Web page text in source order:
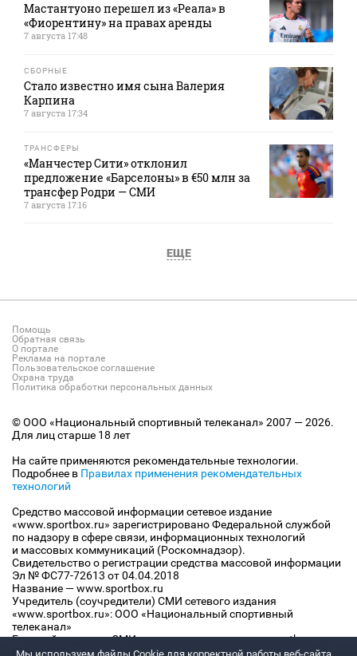
Мастантуоно перешел из «Реала» в
«Фиорентину» на правах аренды
7 августа 17:48
СБОРНЫЕ
Стало известно имя сына Валерия
Карпина
7 августа 17:34
ТРАНСФЕРЫ
«Манчестер Сити» отклонил
предложение «Барселоны» в €50 млн за
трансфер Родри — СМИ
7 августа 17:16
ЕЩЕ
Помощь
Обратная связь
О портале
Реклама на портале
Пользовательское соглашение
Охрана труда
Политика обработки персональных данных
© ООО «Национальный спортивный телеканал» 2007 — 2026.
Для лиц старше 18 лет
На сайте применяются рекомендательные технологии.
Подробнее в Правилах применения рекомендательных
технологий
Средство массовой информации сетевое издание
«www.sportbox.ru» зарегистрировано Федеральной службой
по надзору в сфере связи, информационных технологий
и массовых коммуникаций (Роскомнадзор).
Свидетельство о регистрации средства массовой информации
Эл № ФС77-72613 от 04.04.2018
Название — www.sportbox.ru
Учредитель (соучредители) СМИ сетевого издания
«www.sportbox.ru»: ООО «Национальный спортивный
телеканал»
Главный редактор СМИ сетевого издания «www.sportbox.ru»:
Конов В.А.